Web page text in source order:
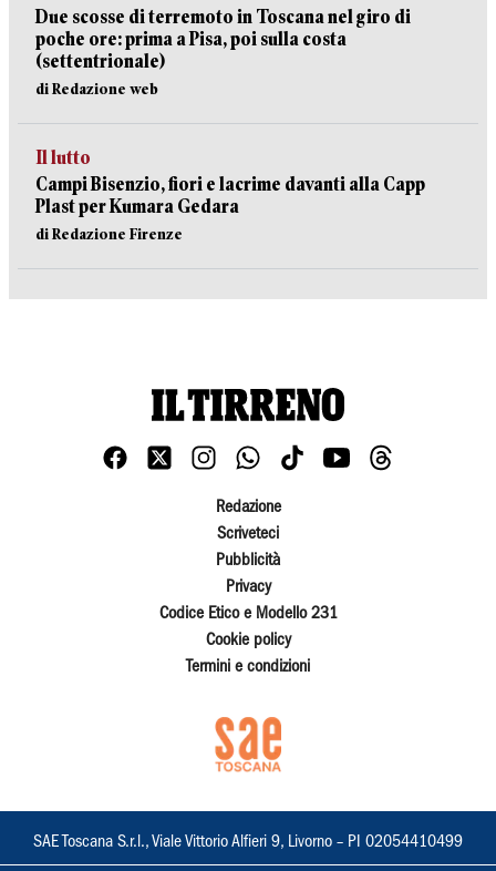
Due scosse di terremoto in Toscana nel giro di
poche ore: prima a Pisa, poi sulla costa
(settentrionale)
di Redazione web
Il lutto
Campi Bisenzio, fiori e lacrime davanti alla Capp
Plast per Kumara Gedara
di Redazione Firenze
Redazione
Scriveteci
Pubblicità
Privacy
Codice Etico e Modello 231
Cookie policy
Termini e condizioni
SAE Toscana S.r.l., Viale Vittorio Alfieri 9, Livorno – PI 02054410499